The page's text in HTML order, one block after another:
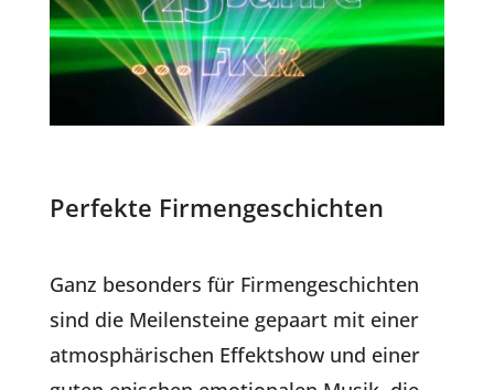
Perfekte Firmengeschichten
Ganz besonders für Firmengeschichten
sind die Meilensteine gepaart mit einer
atmosphärischen Effektshow und einer